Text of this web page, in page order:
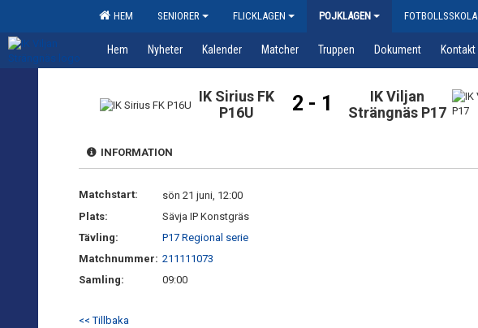
HEM SENIORER FLICKLAGEN POJKLAGEN FOTBOLLSSKOLA
Hem Nyheter Kalender Matcher Truppen Dokument Kontakt
IK Sirius FK
P16U
2 - 1
IK Viljan
Strängnäs P17
INFORMATION
Matchstart:
sön 21 juni, 12:00
Plats:
Sävja IP Konstgräs
Tävling:
P17 Regional serie
Matchnummer: 211111073
Samling:
09:00
<< Tillbaka